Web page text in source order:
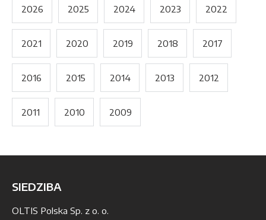
2026 2025 2024 2023 2022
2021 2020 2019 2018 2017
2016 2015 2014 2013 2012
2011 2010 2009
SIEDZIBA
OLTIS Polska Sp. z o. o.